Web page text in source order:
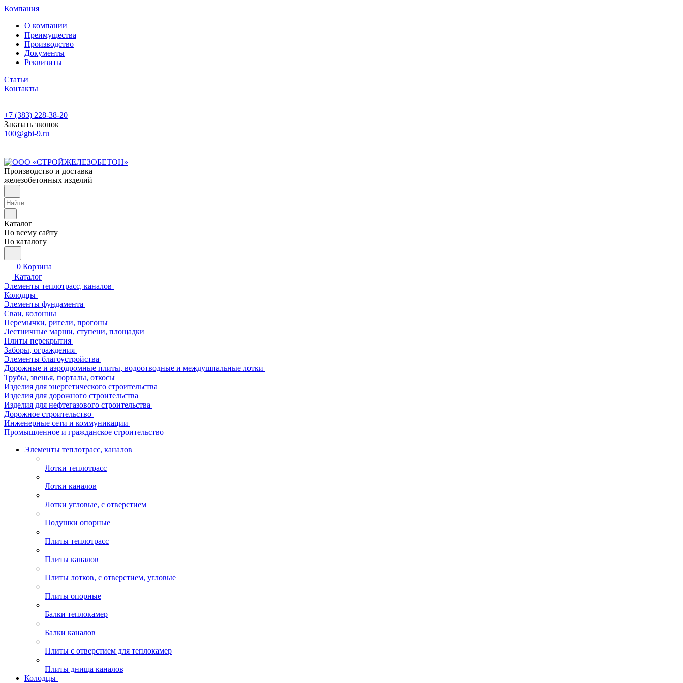
Компания
О компании
Преимущества
Производство
Документы
Реквизиты
Статьи
Контакты
+7 (383) 228-38-20
Заказать звонок
100@gbi-9.ru
Производство и доставка
железобетонных изделий
Каталог
По всему сайту
По каталогу
0 Корзина
Каталог
Элементы теплотрасс, каналов
Колодцы
Элементы фундамента
Сваи, колонны
Перемычки, ригели, прогоны
Лестничные марши, ступени, площадки
Плиты перекрытия
Заборы, ограждения
Элементы благоустройства
Дорожные и аэродромные плиты, водоотводные и междушпальные лотки
Трубы, звенья, порталы, откосы
Изделия для энергетического строительства
Изделия для дорожного строительства
Изделия для нефтегазового строительства
Дорожное строительство
Инженерные сети и коммуникации
Промышленное и гражданское строительство
Элементы теплотрасс, каналов
Лотки теплотрасс
Лотки каналов
Лотки угловые, с отверстием
Подушки опорные
Плиты теплотрасс
Плиты каналов
Плиты лотков, с отверстием, угловые
Плиты опорные
Балки теплокамер
Балки каналов
Плиты с отверстием для теплокамер
Плиты днища каналов
Колодцы